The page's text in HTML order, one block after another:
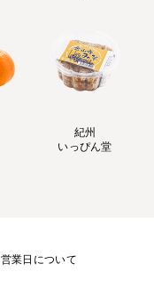
紀州
いっぴん堂
営業日について